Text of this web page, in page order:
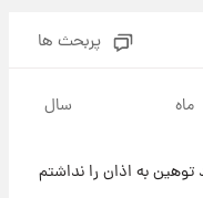
پربحث ها
ماه سال
به اذان را نداشتم